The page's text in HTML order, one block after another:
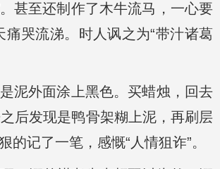
甚至还制作了木牛流马，一心要
哭流涕。时人讽之为“带汁诸葛
泥外面涂上黑色。买蜡烛，回去
后发现是鸭骨架糊上泥，再刷层
记了一笔，感慨“人情狙诈”。